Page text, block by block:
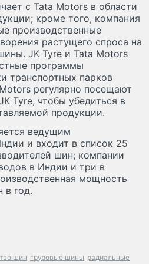
с Tata Motors в области
кроме того, компания
производственные
растущего спроса на
JK Tyre и Tata Motors
программы
транспортных парков
регулярно посещают
Tyre, чтобы убедиться в
продукции.
ведущим
и входит в список 25
шин; компании
в Индии и три в
мощность
в год.
шин грузовые шины радиальные